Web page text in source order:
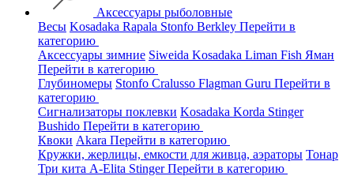
Аксессуары рыболовные
Весы Kosadaka Rapala Stonfo Berkley Перейти в
категорию
Аксессуары зимние Siweida Kosadaka Liman Fish Яман
Перейти в категорию
Глубиномеры Stonfo Cralusso Flagman Guru Перейти в
категорию
Сигнализаторы поклевки Kosadaka Korda Stinger
Bushido Перейти в категорию
Квоки Akara Перейти в категорию
Кружки, жерлицы, емкости для живца, аэраторы Тонар
Три кита A-Elita StingerПерейти в категорию